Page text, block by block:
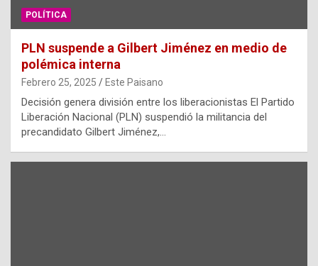
POLÍTICA
PLN suspende a Gilbert Jiménez en medio de
polémica interna
Febrero 25, 2025 Este Paisano
Decisión genera división entre los liberacionistas El Partido
Liberación Nacional (PLN) suspendió la militancia del
precandidato Gilbert Jiménez,…